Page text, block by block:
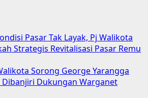
Pasar Tak Layak, Pj Walikota
Strategis Revitalisasi Pasar Remu
Sorong George Yarangga
Dukungan Warganet